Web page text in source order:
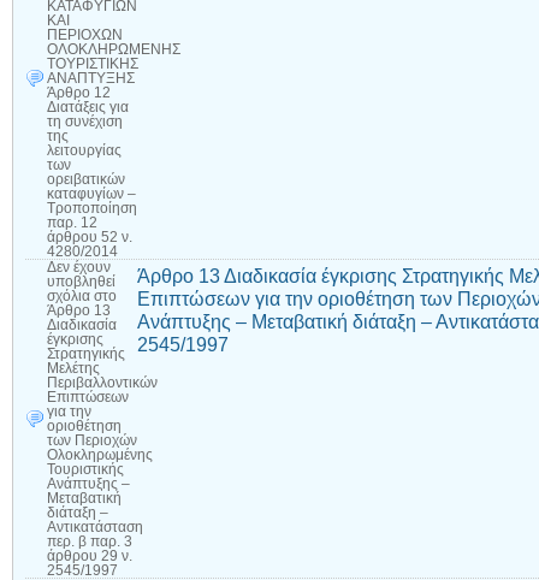
ΚΑΤΑΦΥΓΙΩΝ
ΚΑΙ
ΠΕΡΙΟΧΩΝ
ΟΛΟΚΛΗΡΩΜΕΝΗΣ
ΤΟΥΡΙΣΤΙΚΗΣ
ΑΝΑΠΤΥΞΗΣ
Άρθρο 12
Διατάξεις για
τη συνέχιση
της
λειτουργίας
των
ορειβατικών
καταφυγίων –
Τροποποίηση
παρ. 12
άρθρου 52 ν.
4280/2014
Δεν έχουν
υποβληθεί
σχόλια στο
Άρθρο 13
Διαδικασία
έγκρισης
Στρατηγικής
Μελέτης
Περιβαλλοντικών
Επιπτώσεων
για την
οριοθέτηση
των Περιοχών
Ολοκληρωμένης
Τουριστικής
Ανάπτυξης –
Μεταβατική
διάταξη –
Αντικατάσταση
περ. β παρ. 3
άρθρου 29 ν.
2545/1997
Άρθρο 13 Διαδικασία έγκρισης Στρατηγικής
Επιπτώσεων για την οριοθέτηση των
Ανάπτυξης – Μεταβατική διάταξη –
2545/1997